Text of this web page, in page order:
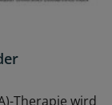
Therapie wird